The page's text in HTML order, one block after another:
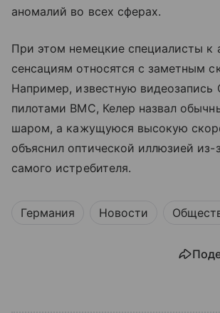
аномалий во всех сферах.
При этом немецкие специалисты к
сенсациям относятся с заметным
Например, известную видеозапись
пилотами ВМС, Келер назвал
шаром, а кажущуюся высокую
объяснил оптической иллюзией из-
самого истребителя.
Германия Новости